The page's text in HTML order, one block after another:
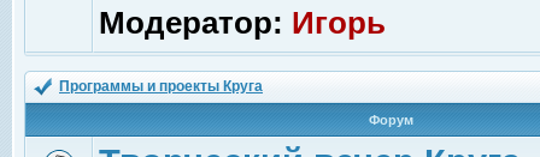
Модератор: Игорь
Программы и проекты Круга
Форум